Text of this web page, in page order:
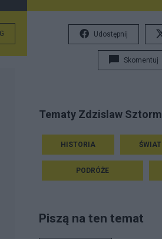
Udostępnij
Skomentuj
Tematy Zdzislaw Sztorm
HISTORIA ŚWIAT
PODRÓŻE
Piszą na ten temat